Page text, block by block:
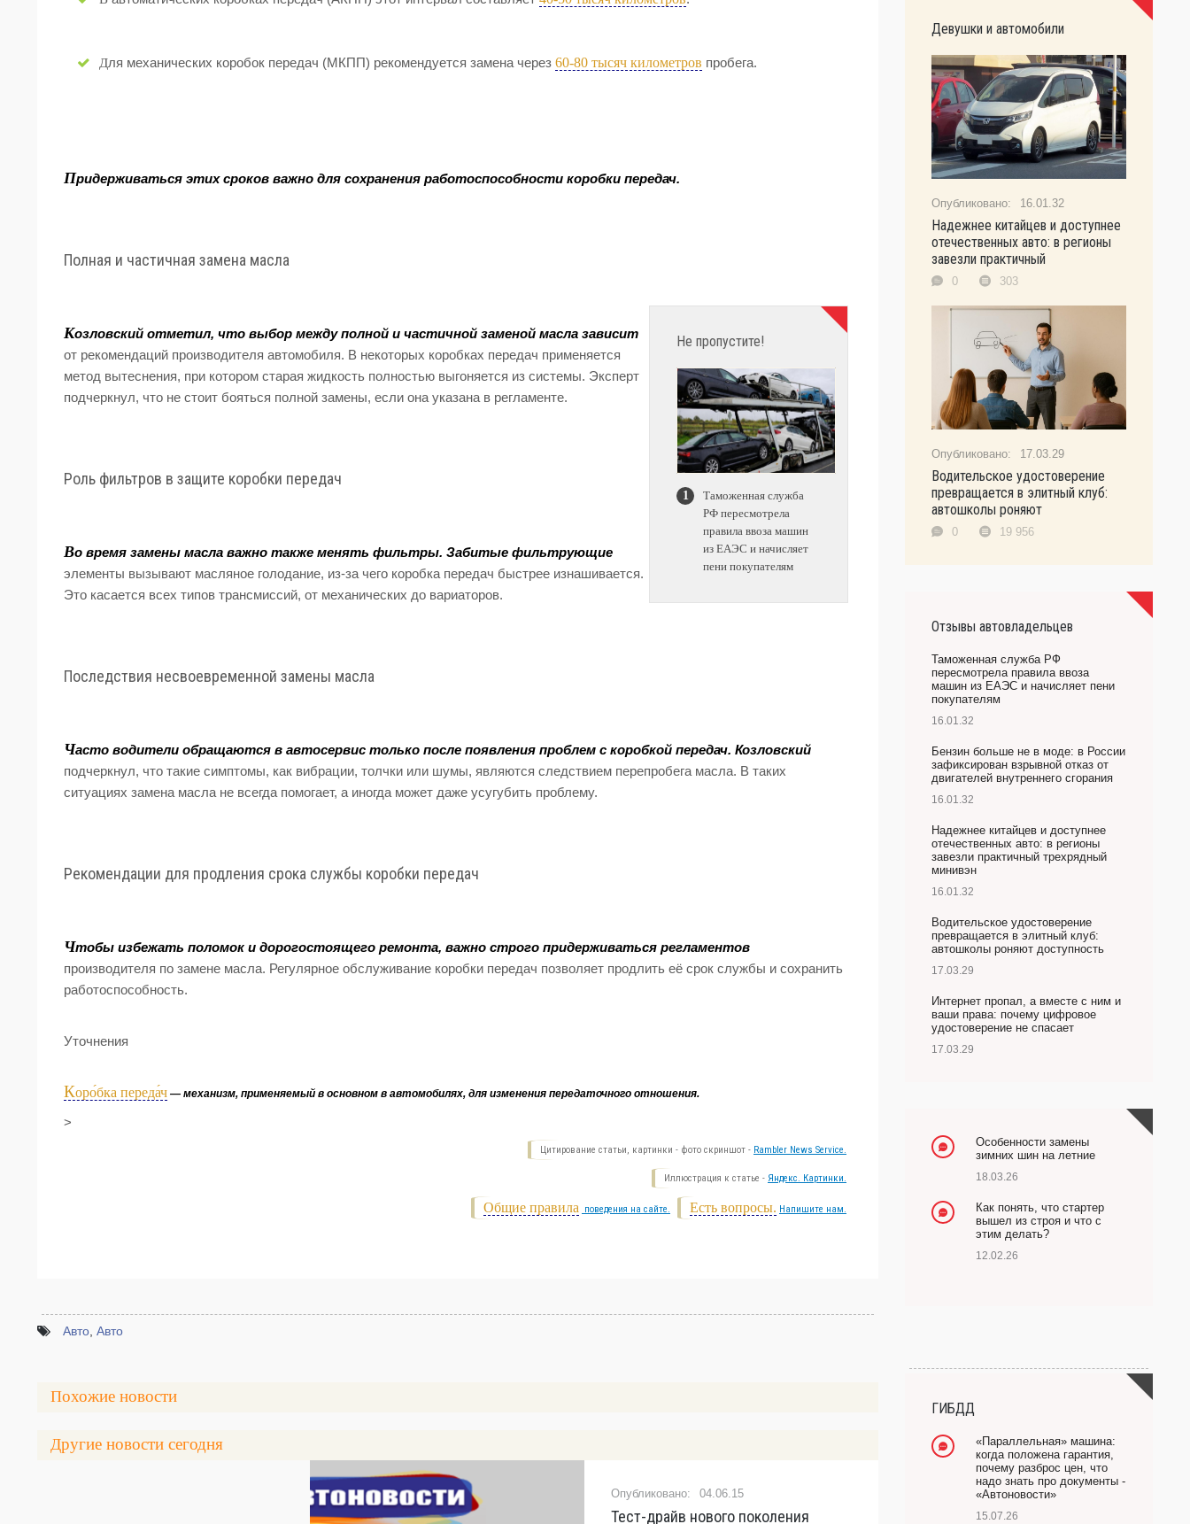
Для механических коробок передач (МКПП) рекомендуется замена через 60-80 тысяч километров пробега.
Придерживаться этих сроков важно для сохранения работоспособности коробки передач.
Полная и частичная замена масла
Не пропустите!
Таможенная служба
РФ пересмотрела
правила ввоза машин
из ЕАЭС и начисляет
пени покупателям
Козловский отметил, что выбор между полной и частичной заменой масла зависит
от рекомендаций производителя автомобиля. В некоторых коробках передач применяется
метод вытеснения, при котором старая жидкость полностью выгоняется из системы. Эксперт
подчеркнул, что не стоит бояться полной замены, если она указана в регламенте.
Роль фильтров в защите коробки передач
Во время замены масла важно также менять фильтры. Забитые фильтрующие
элементы вызывают масляное голодание, из-за чего коробка передач быстрее изнашивается.
Это касается всех типов трансмиссий, от механических до вариаторов.
Последствия несвоевременной замены масла
Часто водители обращаются в автосервис только после появления проблем с коробкой передач. Козловский
подчеркнул, что такие симптомы, как вибрации, толчки или шумы, являются следствием перепробега масла. В таких
ситуациях замена масла не всегда помогает, а иногда может даже усугубить проблему.
Рекомендации для продления срока службы коробки передач
Чтобы избежать поломок и дорогостоящего ремонта, важно строго придерживаться регламентов
производителя по замене масла. Регулярное обслуживание коробки передач позволяет продлить её срок службы и сохранить
работоспособность.
Уточнения
Коро́бка переда́ч — механизм, применяемый в основном в автомобилях, для изменения передаточного отношения.
>
Цитирование статьи, картинки - фото скриншот - Rambler News Service.
Иллюстрация к статье - Яндекс. Картинки.
Есть вопросы. Напишите нам.
Общие правила поведения на сайте.
Авто, Авто
Похожие новости
Другие новости сегодня
04.06.15
Тест-драйв нового поколения
Девушки и автомобили
16.01.32
Надежнее китайцев и доступнее
отечественных авто: в регионы
завезли практичный
0 303
17.03.29
Водительское удостоверение
превращается в элитный клуб:
автошколы роняют
0 19 956
Отзывы автовладельцев
Таможенная служба РФ
пересмотрела правила ввоза
машин из ЕАЭС и начисляет пени
покупателям
16.01.32
Бензин больше не в моде: в России
зафиксирован взрывной отказ от
двигателей внутреннего сгорания
16.01.32
Надежнее китайцев и доступнее
отечественных авто: в регионы
завезли практичный трехрядный
минивэн
16.01.32
Водительское удостоверение
превращается в элитный клуб:
автошколы роняют доступность
17.03.29
Интернет пропал, а вместе с ним и
ваши права: почему цифровое
удостоверение не спасает
17.03.29
Особенности замены
зимних шин на летние
18.03.26
Как понять, что стартер
вышел из строя и что с
этим делать?
12.02.26
ГИБДД
«Параллельная» машина:
когда положена гарантия,
почему разброс цен, что
надо знать про документы -
«Автоновости»
15.07.26